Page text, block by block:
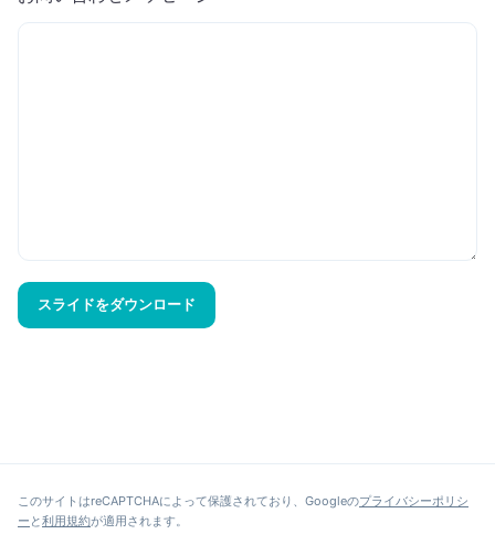
このサイトはreCAPTCHAによって保護されており、Googleのプライバシーポリシ
ー と利用規約が適用されます。